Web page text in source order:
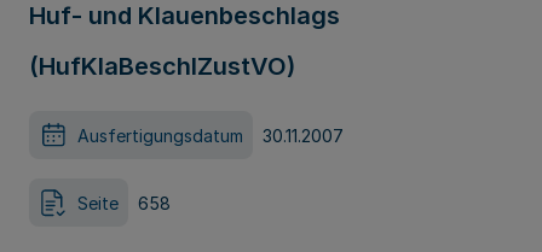
Huf- und Klauenbeschlags
(HufKlaBeschlZustVO)
Ausfertigungsdatum 30.11.2007
Seite 658